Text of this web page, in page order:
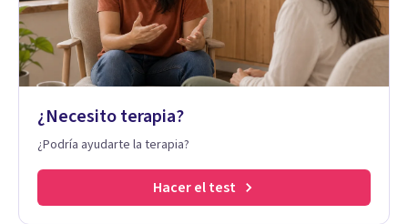
¿Necesito terapia?
¿Podría ayudarte la terapia?
Hacer el test